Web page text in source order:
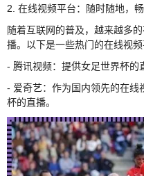
2. 在线视频平台：随时随地，
随着互联网的普及，越来越多
播。以下是一些热门的在线视频
- 腾讯视频：提供女足世界杯的
- 爱奇艺：作为国内领先的在线
杯的直播。